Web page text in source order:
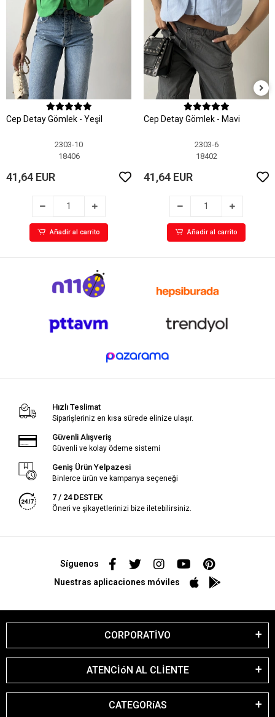
Cep Detay Gömlek - Yeşil
2303-10
18406
41,64 EUR
Añadir al carrito
Cep Detay Gömlek - Mavi
2303-6
18402
41,64 EUR
Añadir al carrito
Hızlı Teslimat
Siparişleriniz en kısa sürede elinize ulaşır.
Güvenli Alışveriş
Güvenli ve kolay ödeme sistemi
Geniş Ürün Yelpazesi
Binlerce ürün ve kampanya seçeneği
7 / 24 DESTEK
Öneri ve şikayetlerinizi bize iletebilirsiniz.
Síguenos
Nuestras aplicaciones móviles
CORPORATİVO
ATENCİóN AL CLİENTE
CATEGORíAS